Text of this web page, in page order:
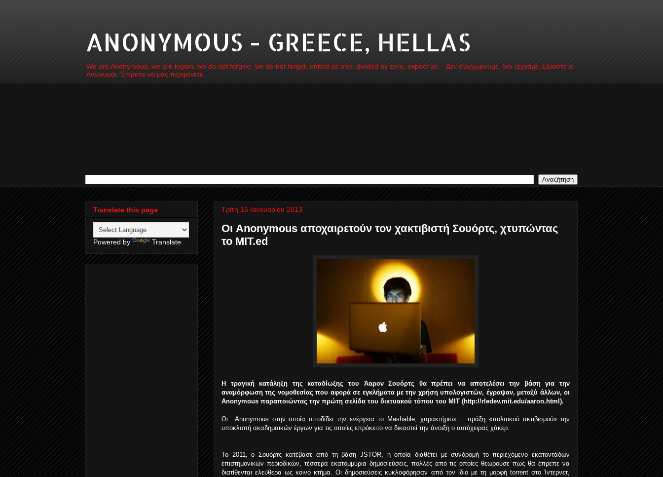
ANONYMOUS - GREECE, HELLAS
We are Anonymous, we are legion, we do not forgive, we do not forget, united as one, divided by zero, expect us. - Δεν συγχωρούμε, δεν ξεχνάμε. Είμαστε οι
Ανώνυμοι. Έπρεπε να μας περιμένετε.
Τρίτη 15 Ιανουαρίου 2013
Οι Anonymous αποχαιρετούν τον χακτιβιστή Σουόρτς, χτυπώντας
το MIT.ed
Η τραγική κατάληξη της καταδίωξης του Άαρον Σουόρτς θα πρέπει να αποτελέσει την βάση για την
αναμόρφωση της νομοθεσίας που αφορά σε εγκλήματα με την χρήση υπολογιστών, έγραψαν, μεταξύ άλλων, οι
Anonymous παραποιώντας την πρώτη σελίδα του δικτυακού τόπου του ΜΙΤ (http://rledev.mit.edu/aaron.html ).
Οι Anonymous στην οποία αποδίδει την ενέργεια το Mashable, χαρακτήρισε.... πράξη «πολιτικού ακτιβισμού» την
υποκλοπή ακαδημαϊκών έργων για τις οποίες επρόκειτο να δικαστεί την άνοιξη ο αυτόχειρας χάκερ.
Το 2011, ο Σουόρτς κατέβασε από τη βάση JSTOR, η οποία διαθέτει με συνδρομή το περιεχόμενο εκατοντάδων
επιστημονικών περιοδικών, τέσσερα εκατομμύρια δημοσιεύσεις, πολλές από τις οποίες θεωρούσε πως θα έπρεπε να
διατίθενται ελεύθερα ως κοινό κτήμα. Οι δημοσιεύσεις κυκλοφόρησαν από τον ίδιο με τη μορφή torrent στο Ίντερνετ,
Translate this page
Powered by Translate